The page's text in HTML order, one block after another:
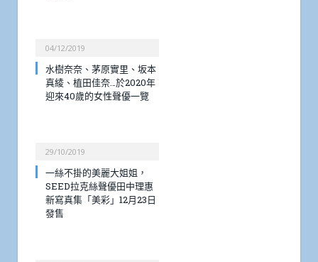
04/12/2019
水樹奈奈、茅原實里、坂本
真綾、植田佳奈…於2020年
迎來40歲的女性聲優一覽
29/10/2019
一絲不掛的美麗大姐姐，
SEED拉克絲聲優田中理惠
新寫真集「美彩」12月23日
發售